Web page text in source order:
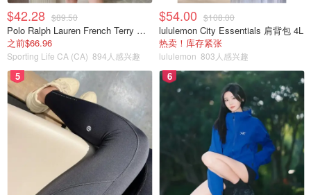
$42.28 $89.50
Polo Ralph Lauren French Terry 女童连帽卫衣 7-16码
之前$66.96
Sporting Life CA (CA) 894人感兴趣
$54.00 $108.00
lululemon City Essentials 肩背包 4L
热卖！库存紧张
lululemon 803人感兴趣
5 6